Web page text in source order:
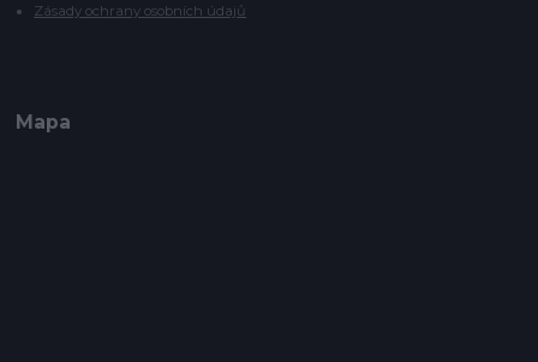
Zásady ochrany osobních údajů
Mapa